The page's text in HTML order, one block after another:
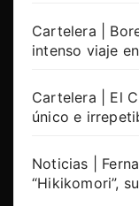
Cartelera |
intenso viaje
Cartelera | El
único e
Noticias |
“Hikikomori”,